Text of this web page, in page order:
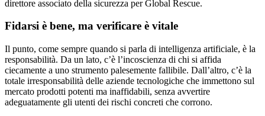
direttore associato della sicurezza per Global Rescue.
Fidarsi è bene, ma verificare è vitale
Il punto, come sempre quando si parla di intelligenza artificiale, è la
responsabilità. Da un lato, c’è l’incoscienza di chi si affida
ciecamente a uno strumento palesemente fallibile. Dall’altro, c’è la
totale irresponsabilità delle aziende tecnologiche che immettono sul
mercato prodotti potenti ma inaffidabili, senza avvertire
adeguatamente gli utenti dei rischi concreti che corrono.